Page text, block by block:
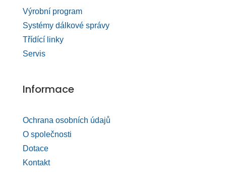
Výrobní program
Systémy dálkové správy
Třídící linky
Servis
Informace
Ochrana osobních údajů
O společnosti
Dotace
Kontakt